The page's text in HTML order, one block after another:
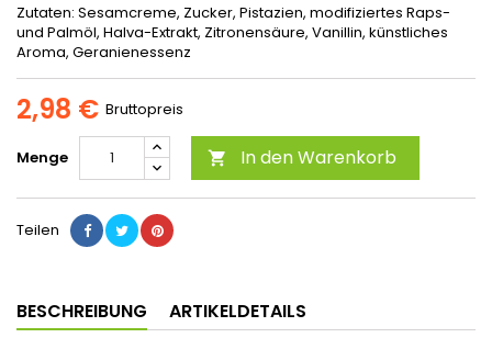
Zutaten: Sesamcreme, Zucker, Pistazien, modifiziertes Raps-
und Palmöl, Halva-Extrakt, Zitronensäure, Vanillin, künstliches
Aroma, Geranienessenz
2,98 € Bruttopreis
Menge  In den Warenkorb
Teilen
BESCHREIBUNG ARTIKELDETAILS